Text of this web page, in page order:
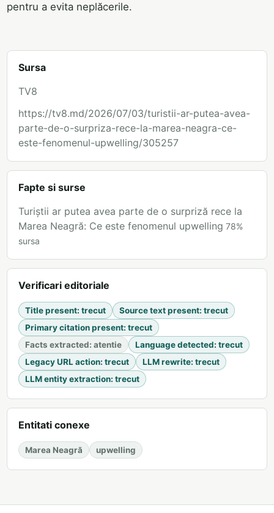
pentru a evita neplăcerile.
Sursa
TV8
https://tv8.md/2026/07/03/turistii-ar-putea-avea-
parte-de-o-surpriza-rece-la-marea-neagra-ce-
este-fenomenul-upwelling/305257
Fapte si surse
Turiștii ar putea avea parte de o surpriză rece la
Marea Neagră: Ce este fenomenul upwelling 78%
sursa
Verificari editoriale
Title present: trecut Source text present: trecut
Primary citation present: trecut
Facts extracted: atentie Language detected: trecut
Legacy URL action: trecut LLM rewrite: trecut
LLM entity extraction: trecut
Entitati conexe
Marea Neagră upwelling